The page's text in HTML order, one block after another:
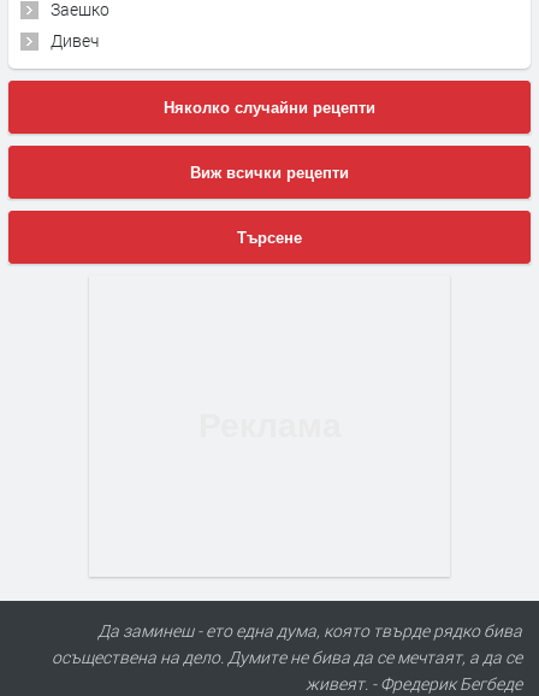
Заешко
Дивеч
Няколко случайни рецепти
Виж всички рецепти
Търсене
Да заминеш - ето една дума, която твърде рядко бива
осъществена на дело. Думите не бива да се мечтаят, а да се
живеят. - Фредерик Бегбеде